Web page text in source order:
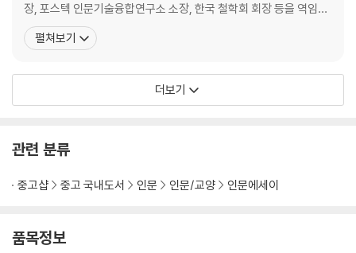
장, 포스텍 인문기술융합연구소 소장, 한국 철학회 회장 등을 역임했
다. 현재 포스텍 명예교수다. 니체 철학 최고의 권위자로, 니체가 그랬
듯 인간 실존을 둘러싼 문제들에 대해 끊임없이 답을 찾고 있다. 『니
라테스』 『전쟁은 일어나지 않는다는 착각』 『개인주의를
펼쳐보기
더보기
관련 분류
중고샵 중고 국내도서 인문 인문/교양 인문에세이
품목정보